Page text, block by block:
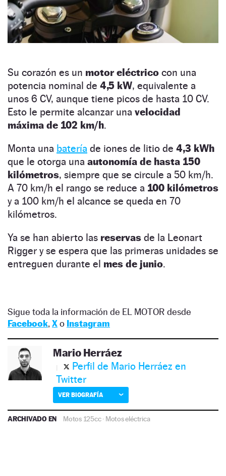
Su corazón es un motor eléctrico con una
potencia nominal de 4,5 kW, equivalente a
unos 6 CV, aunque tiene picos de hasta 10 CV.
Esto le permite alcanzar una velocidad
máxima de 102 km/h.
Monta una batería de iones de litio de 4,3 kWh
que le otorga una autonomía de hasta 150
kilómetros, siempre que se circule a 50 km/h.
A 70 km/h el rango se reduce a 100 kilómetros
y a 100 km/h el alcance se queda en 70
kilómetros.
Ya se han abierto las reservas de la Leonart
Rigger y se espera que las primeras unidades se
entreguen durante el mes de junio.
Sigue toda la información de EL MOTOR desde
Facebook, Xo Instagram
Mario Herráez
Perfil de Mario Herráez en
Twitter
VER BIOGRAFÍA
ARCHIVADO EN Motos 125cc· Motos eléctrica